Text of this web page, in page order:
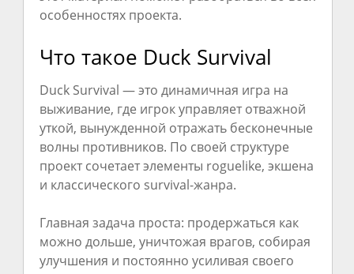
особенностях проекта.
Что такое Duck Survival
Duck Survival — это динамичная игра на
выживание, где игрок управляет отважной
уткой, вынужденной отражать бесконечные
волны противников. По своей структуре
проект сочетает элементы roguelike, экшена
и классического survival-жанра.
Главная задача проста: продержаться как
можно дольше, уничтожая врагов, собирая
улучшения и постоянно усиливая своего